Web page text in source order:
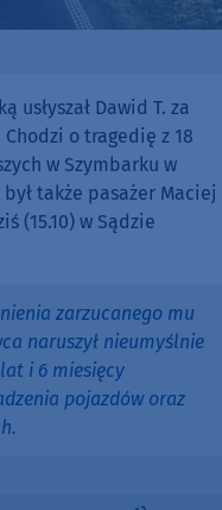
usłyszał Dawid T. za
o tragedię z 18
w Szymbarku w
także pasażer Maciej
(15.10) w Sądzie
zarzucanego mu
naruszył nieumyślnie
i 6 miesięcy
pojazdów oraz